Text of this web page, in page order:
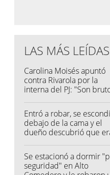
LAS MÁS LEÍDAS
Carolina Moisés apuntó
contra Rivarola por la
interna del PJ: "Son
Entró a robar, se
debajo de la cama y el
dueño descubrió que
Se estacionó a dormir
seguridad" en Alto